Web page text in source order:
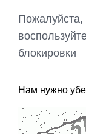
Пожалуйста,
блокировки
Нам нужно